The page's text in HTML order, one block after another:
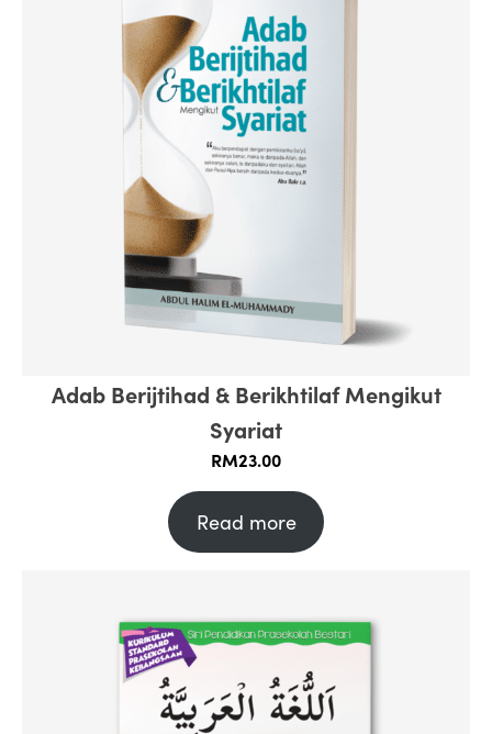
Adab Berijtihad & Berikhtilaf Mengikut
Syariat
RM23.00
Read more